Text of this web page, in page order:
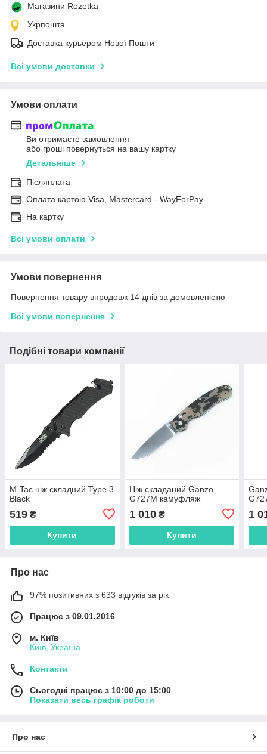
Магазини Rozetka
Укрпошта
Доставка курьером Нової Пошти
Всі умови доставки
Умови оплати
Ви отримаєте замовлення
або гроші повернуться на вашу картку
Детальніше
Післяплата
Оплата картою Visa, Mastercard - WayForPay
На картку
Всі умови оплати
Умови повернення
Повернення товару впродовж 14 днів за домовленістю
Всі умови повернення
Подібні товари компанії
M-Tac ніж складний Type 3
Black
519 ₴
Купити
Ніж складаний Ganzo
G727M камуфляж
1 010₴
Купити
1
Про нас
97% позитивних з 633 відгуків за рік
Працює з 09.01.2016
м. Київ
Київ, Україна
Контакти
Сьогодні працює з 10:00 до 15:00
Показати весь графік роботи
Про нас